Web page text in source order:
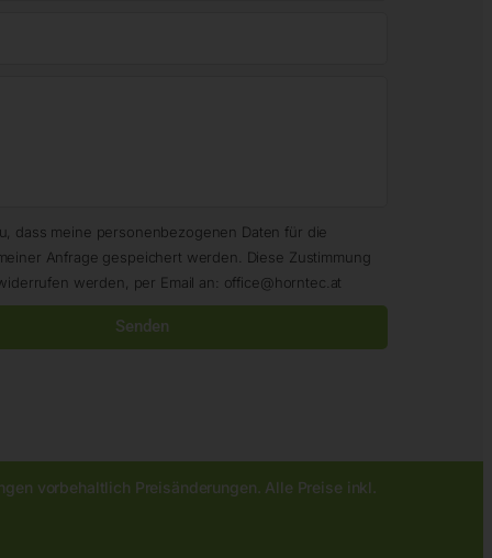
dass meine personenbezogenen Daten für die
Anfrage gespeichert werden. Diese Zustimmung
werden, per Email an: office@horntec.at
Senden
vorbehaltlich Preisänderungen. Alle Preise inkl.